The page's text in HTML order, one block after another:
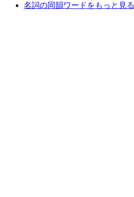
名詞の同韻ワードをもっと見る